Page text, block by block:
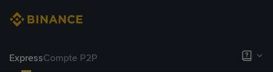
ExpressCompte P2P